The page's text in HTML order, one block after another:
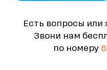
Есть вопросы или
Звони нам
по номеру